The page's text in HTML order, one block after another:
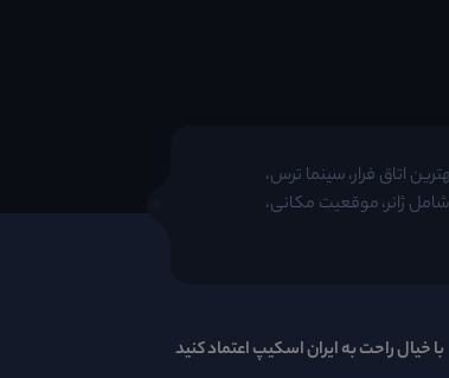
اتاق فرار، سینما ترس،
ژانر، موقعیت مکانی،
با خیال راحت به ایران اسکیپ اعتماد کنید